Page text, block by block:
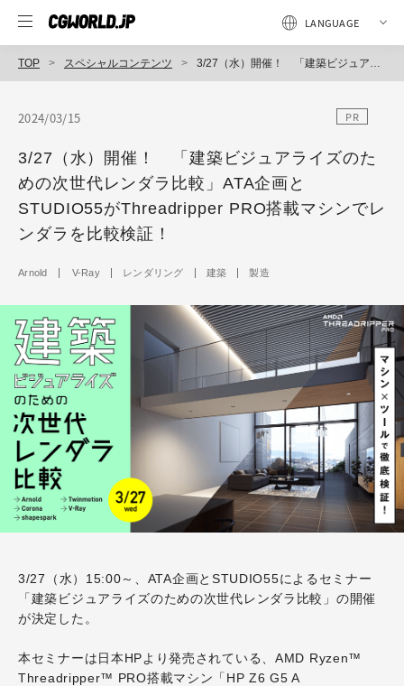
TOP スペシャルコンテンツ 3/27（水）開催！ 「建築ビジュアライズのための次世代レンダラ比較」ATA企画とSTUDIO55がThreadripper PRO搭載マシンでレンダラを比較検証！
2024/03/15 PR
3/27（水）開催！ 「建築ビジュアライズのた
めの次世代レンダラ比較」ATA企画と
STUDIO55がThreadripper PRO搭載マシンでレ
ンダラを比較検証！
Arnold V-Ray レンダリング 建築 製造
3/27（水）15:00～、ATA企画とSTUDIO55によるセミナー
「建築ビジュアライズのための次世代レンダラ比較」の開催
が決定した。
本セミナーは日本HPより発売されている、 AMD Ryzen™
Threadripper™ PRO搭載マシン「 HP Z6 G5 A